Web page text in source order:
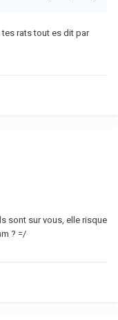
rats tout es dit par
sont sur vous, elle risque
? =/